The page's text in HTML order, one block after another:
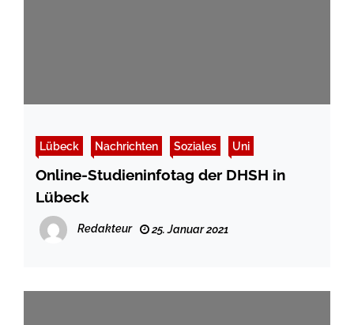
Lübeck Nachrichten Soziales Uni
Online-Studieninfotag der DHSH in
Lübeck
Redakteur 25. Januar 2021